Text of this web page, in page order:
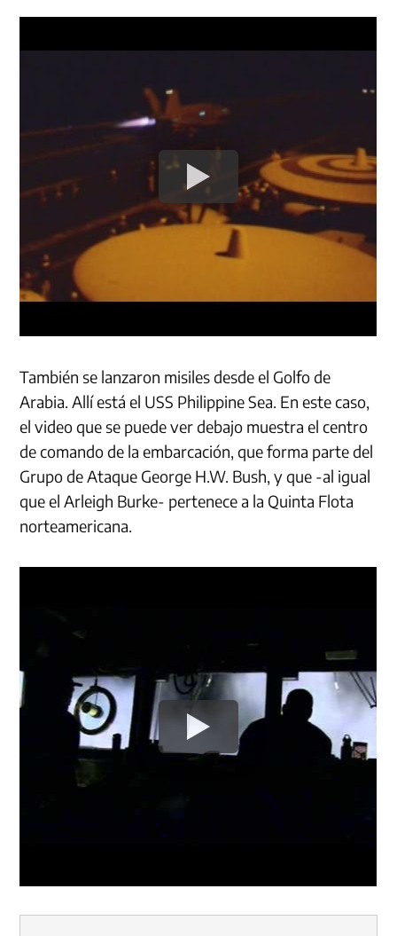
También se lanzaron misiles desde el Golfo de
Arabia. Allí está el USS Philippine Sea. En este caso,
el video que se puede ver debajo muestra el centro
de comando de la embarcación, que forma parte del
Grupo de Ataque George H.W. Bush, y que -al igual
que el Arleigh Burke- pertenece a la Quinta Flota
norteamericana.